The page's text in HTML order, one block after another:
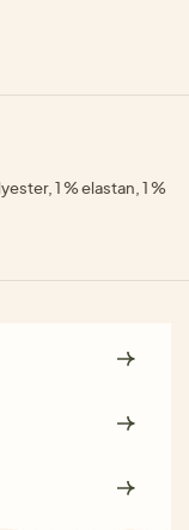
1 % elastan, 1 %